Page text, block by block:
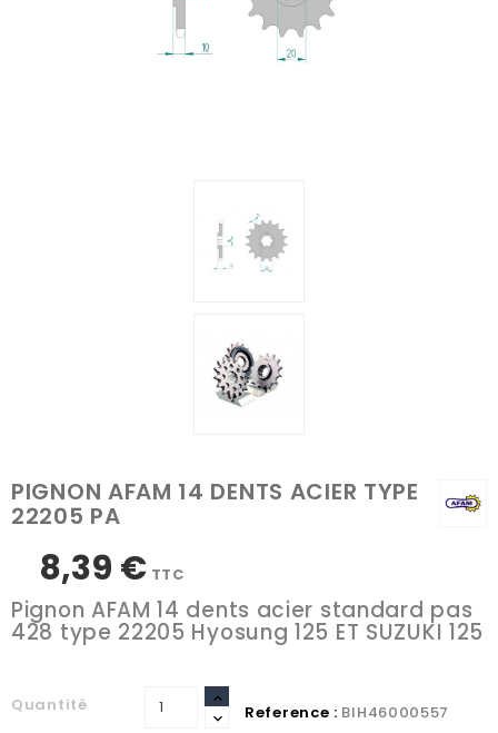
PIGNON AFAM 14 DENTS ACIER TYPE
22205 PA
8,39 € TTC
Pignon AFAM 14 dents acier standard pas
428 type 22205 Hyosung 125 ET SUZUKI 125
Quantité Reference : BIH46000557